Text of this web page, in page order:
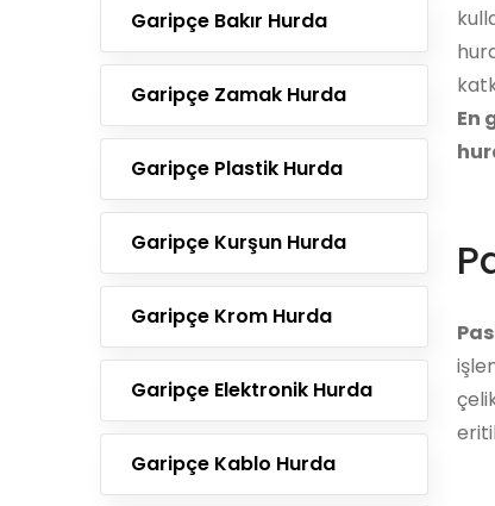
Garipçe Bakır Hurda
Garipçe Zamak Hurda
Garipçe Plastik Hurda
Garipçe Kurşun Hurda
Garipçe Krom Hurda
Garipçe Elektronik Hurda
Garipçe Kablo Hurda
En